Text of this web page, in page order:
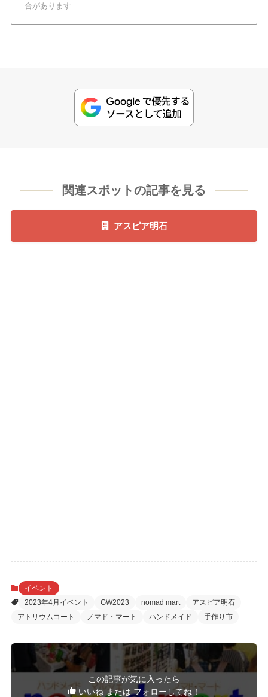
合があります
関連スポットの記事を見る
アスピア明石
イベント
2023年4月イベント
GW2023 nomad mart
アスピア明石
アトリウムコート
ノマド・マート ハンドメイド 手作り市
この記事が気に入ったら
いいね または フォローしてね！